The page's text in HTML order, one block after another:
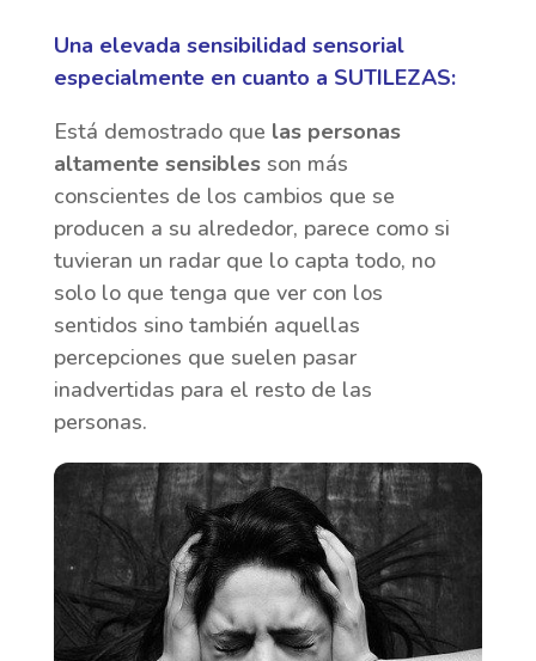
Una elevada sensibilidad sensorial
especialmente en cuanto a SUTILEZAS:
Está demostrado que las personas
altamente sensiblesson más
conscientes de los cambios que se
producen a su alrededor, parece como si
tuvieran un radar que lo capta todo, no
solo lo que tenga que ver con los
sentidos sino también aquellas
percepciones que suelen pasar
inadvertidas para el resto de las
personas.